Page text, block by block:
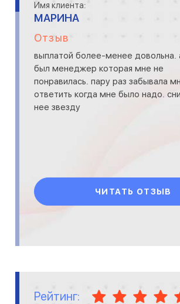
Имя клиента:
МАРИНА
Отзыв
выплатой более-менее довольна.
был менеджер которая мне не
понравилась. пару раз забывала
ответить когда мне было надо.
нее звезду
ЧИТАТЬ ОТЗЫВ
Рейтинг: